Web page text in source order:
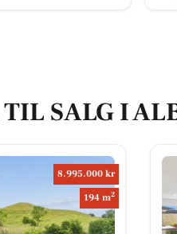
SALG I
8.995.000 kr
194 m2